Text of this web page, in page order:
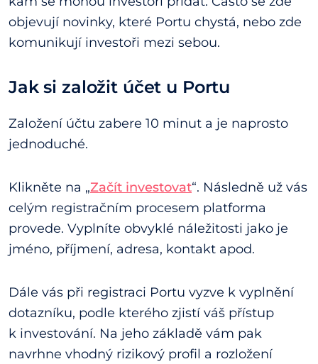
objevují novinky, které Portu chystá, nebo zde
komunikují investoři mezi sebou.
Jak si založit účet u Portu
Založení účtu zabere 10 minut a je naprosto
jednoduché.
Klikněte na „Začít investovat“. Následně už vás
celým registračním procesem platforma
provede. Vyplníte obvyklé náležitosti jako je
jméno, příjmení, adresa, kontakt apod.
Dále vás při registraci Portu vyzve k vyplnění
dotazníku, podle kterého zjistí váš přístup
k investování. Na jeho základě vám pak
navrhne vhodný rizikový profil a rozložení